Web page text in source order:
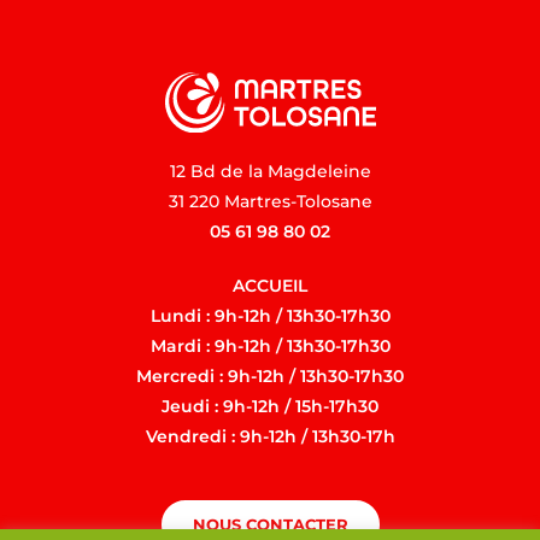
12 Bd de la Magdeleine
31 220 Martres-Tolosane
05 61 98 80 02
ACCUEIL
Lundi : 9h-12h / 13h30-17h30
Mardi : 9h-12h / 13h30-17h30
Mercredi : 9h-12h / 13h30-17h30
Jeudi : 9h-12h / 15h-17h30
Vendredi : 9h-12h / 13h30-17h
NOUS CONTACTER